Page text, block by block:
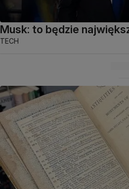
Musk: to będzie
TECH